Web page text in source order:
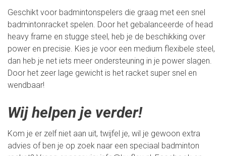
Geschikt voor badmintonspelers die graag met een snel
badmintonracket spelen. Door het gebalanceerde of head
heavy frame en stugge steel, heb je de beschikking over
power en precisie. Kies je voor een medium flexibele steel,
dan heb je net iets meer ondersteuning in je power slagen.
Door het zeer lage gewicht is het racket super snel en
wendbaar!
Wij helpen je verder!
Kom je er zelf niet aan uit, twijfel je, wil je gewoon extra
advies of ben je op zoek naar een speciaal badminton